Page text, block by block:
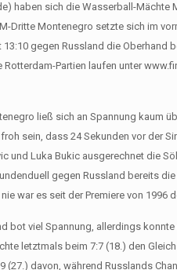
haben sich die Wasserball-Mächte
Dritte Montenegro setzte sich im
gegen Russland die Oberhand
Partien laufen unter
ließ sich an Spannung kaum
sein, dass 24 Sekunden vor der
und Luka Bukic ausgerechnet die
gegen Russland bereits
war es seit der Premiere von 1996
bot viel Spannung, allerdings
letztmals beim 7:7 (18.) den
davon, während Russlands